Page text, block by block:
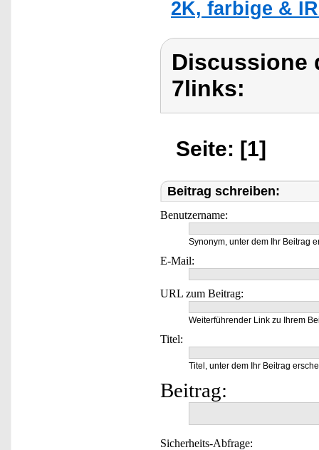
2K, farbige &
Discussione
7links:
Seite: [1]
Beitrag schreiben:
Benutzername:
Synonym, unter dem Ihr Beitrag
E-Mail:
URL zum Beitrag:
Weiterführender Link zu Ihrem
Titel:
Titel, unter dem Ihr Beitrag
Beitrag:
Sicherheits-Abfrage: